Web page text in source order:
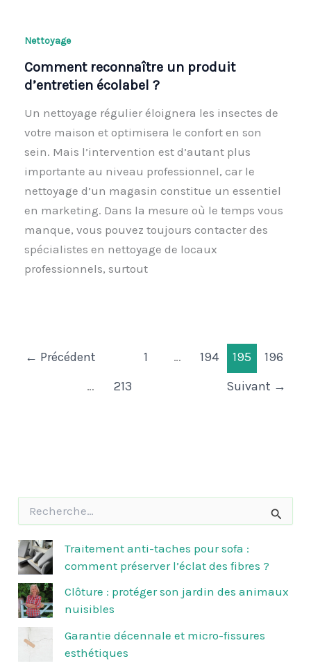
Nettoyage
Comment reconnaître un produit
d’entretien écolabel ?
Un nettoyage régulier éloignera les insectes de
votre maison et optimisera le confort en son
sein. Mais l’intervention est d’autant plus
importante au niveau professionnel, car le
nettoyage d’un magasin constitue un essentiel
en marketing. Dans la mesure où le temps vous
manque, vous pouvez toujours contacter des
spécialistes en nettoyage de locaux
professionnels, surtout
← Précédent 1 … 194 195
196
…
213 Suivant →
h
e
r
c
h
e
Traitement anti-taches pour sofa :
comment préserver l’éclat des fibres ?
Clôture : protéger son jardin des animaux
nuisibles
Garantie décennale et micro-fissures
esthétiques